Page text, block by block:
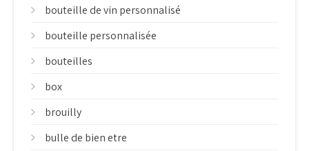
bouteille de vin personnalisé
bouteille personnalisée
bouteilles
box
brouilly
bulle de bien etre